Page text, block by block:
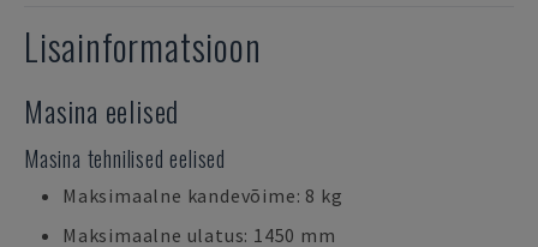
Lisainformatsioon
Masina eelised
Masina tehnilised eelised
Maksimaalne kandevõime: 8 kg
Maksimaalne ulatus: 1450 mm